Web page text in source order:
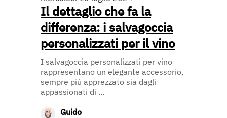
Il dettaglio che fa la
differenza: i salvagoccia
personalizzati per il vino
I salvagoccia personalizzati per vino
rappresentano un elegante accessorio,
sempre più apprezzato sia dagli
appassionati di ...
Guido